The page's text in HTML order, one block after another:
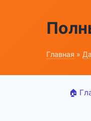
Главная »
🏠